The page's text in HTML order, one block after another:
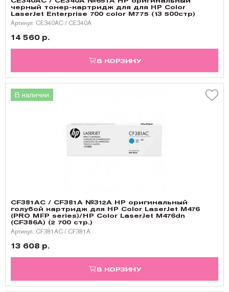
черный тонер-картридж для для HP Color
LaserJet Enterprise 700 color M775 (13 500стр)
Артикул: CE340AC / CE340A
14 560 р.
В КОРЗИНУ
В наличии
CF381AC / CF381A №312A HP оригинальный
голубой картридж для HP Color LaserJet M476
(PRO MFP series)/HP Color LaserJet M476dn
(CF386A) (2 700 стр.)
Артикул: CF381AC / CF381A
13 608 р.
В КОРЗИНУ